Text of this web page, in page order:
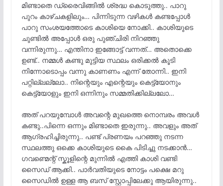
മിണ്ടാതെ ഡ്രൈവിങ്ങിൽ ശ്രദ്ധ കൊടുത്തു.. പാറു
പുറം കാഴ്ചകളിലും… പിന്നിടുന്ന വഴികൾ കണ്ടപ്പോൾ
പാറു സംശയത്തോടെ കാശിയെ നോക്കി.. കാശിയുടെ
ചുണ്ടിൽ അപ്പോൾ ഒരു പുഞ്ചിരി നിറഞ്ഞു
വന്നിരുന്നു… എന്തിനാ ഇങ്ങോട്ട് വന്നത്… അതൊക്കെ
ഉണ്ട്.. നമ്മൾ കണ്ടു മുട്ടിയ സ്ഥലം ഒരിക്കൽ കൂടി
നിന്നോടൊപ്പം വന്നു കാണണം എന്ന് തോന്നി.. ഇനി
പറ്റില്ലല്ലോ.. നിന്റെയും എന്റെയും കെട്ട്യോനും
കെട്ട്യോളും ഇനി ഒന്നിനും സമ്മതിക്കില്ലലോ…
അത് പറയുമ്പോൾ അവന്റെ മുഖത്തെ നൊമ്പരം അവൾ
കണ്ടു..പിന്നെ ഒന്നും മിണ്ടാതെ ഇരുന്നു.. അവളും അത്
ആഗ്രഹിച്ചിരുന്നു.. പണ്ട് പ്രണയം പറഞ്ഞു നടന്ന
സ്ഥലത്തു ഒക്കെ കാശിയുടെ കൈ പിടിച്ചു നടക്കാൻ…
ഗവണ്മെന്റ് സ്കൂളിന്റെ മുന്നിൽ എത്തി കാശി വണ്ടി
സൈഡ് ആക്കി.. പാർവതിയുടെ നോട്ടം പക്ഷെ മറു
സൈഡിൽ ഉള്ള ആ ബസ് സ്റ്റോപ്പിലേക്കു ആയിരുന്നു..